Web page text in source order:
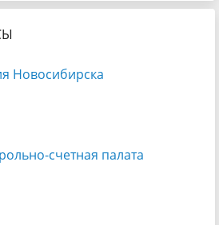
Новосибирска
счетная палата